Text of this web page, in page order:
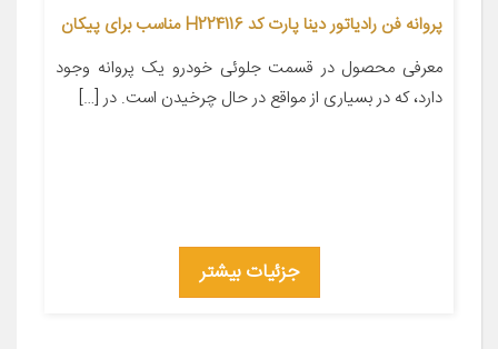
پروانه فن رادیاتور دینا پارت کد H224116 مناسب برای پیکان
معرفی محصول در قسمت جلوئی خودرو یک پروانه وجود
دارد، که در بسیاری از مواقع در حال چرخیدن است. در […]
جزئیات بیشتر